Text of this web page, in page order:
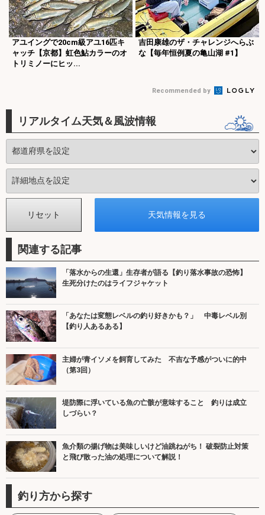
アユイングで20cm級アユ16匹キ
ャッチ【京都】虹色鮎カラーのオ
トリミノーにヒッ...
吉田康雄のザ・チャレンジへらぶ
な【毎年恒例夏の亀山湖 #1】
Recommended by
リアルタイム天気＆風波情報
関連する記事
「落水からの生還」生存者が語る【釣り落水事故の恐怖】
生死分けたのはライフジャケット
「あなたは変態レベルの釣り好きかも？」 中毒レベル別
【釣り人あるある】
主婦が青イソメを飼育してみた 不吉な予感がついに的中
（第3回）
堤防際に浮いている魚の亡骸が意味すること 釣りは成立
しづらい？
魚介類の揚げ物は美味しいけど油跳ねがち！ 破裂防止対策
と飛び散った油の処理について解説！
釣り方から探す